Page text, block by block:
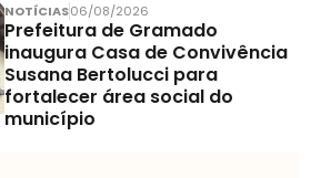
NOTÍCIAS06/08/2026
Prefeitura de Gramado
inaugura Casa de Convivência
Susana Bertolucci para
fortalecer área social do
município